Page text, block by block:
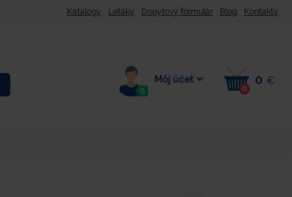
Katalogy Letáky Dopytový formulár Blog Kontakty
0
Môj účet
0
0 €